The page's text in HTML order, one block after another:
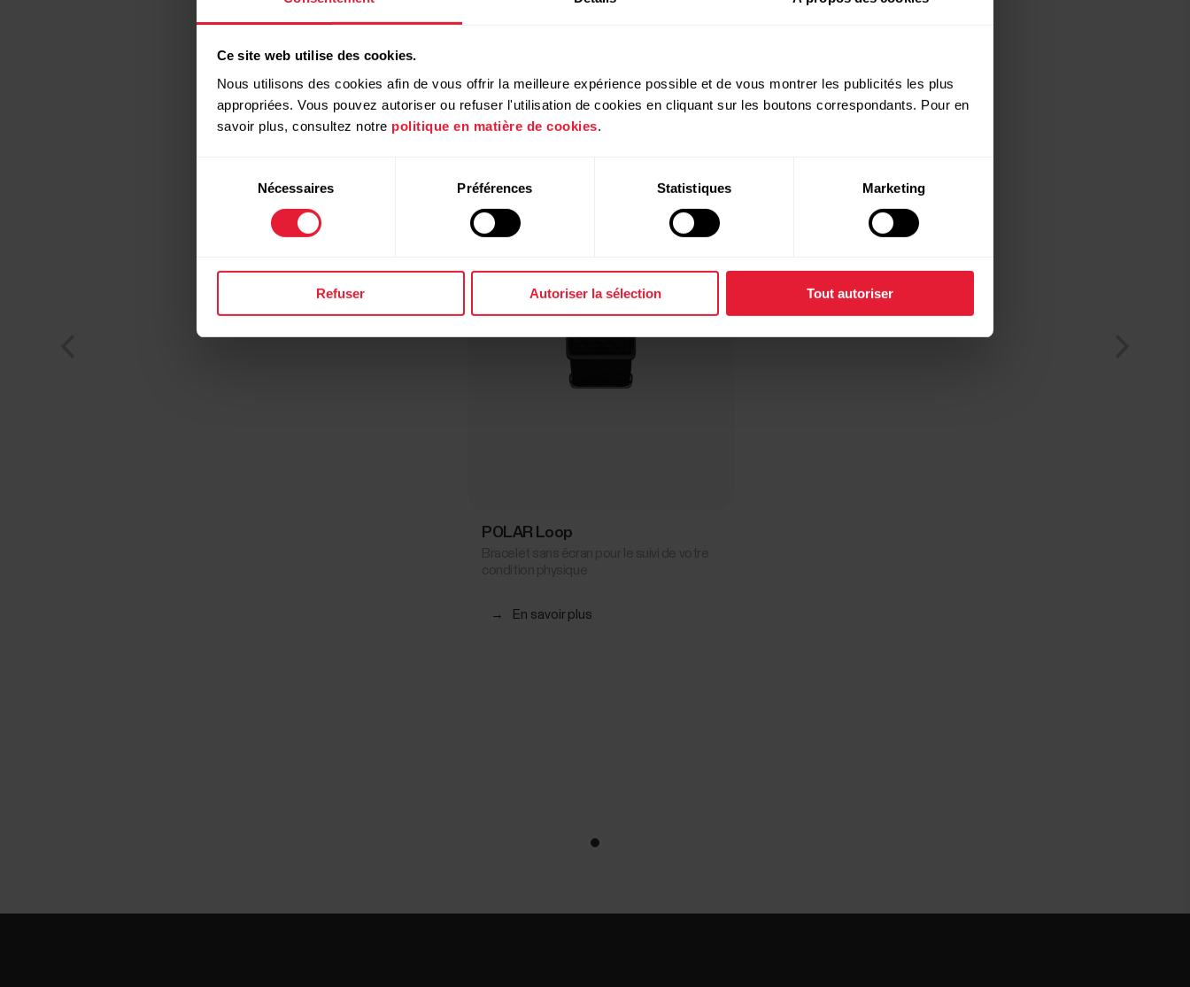
Ce site web utilise des cookies.
Nous utilisons des cookies afin de vous offrir la meilleure expérience possible et de vous montrer les publicités les plus
appropriées. Vous pouvez autoriser ou refuser l'utilisation de cookies en cliquant sur les boutons correspondants. Pour en
savoir plus, consultez notre politique en matière de cookies.
consentement
Nécessaires Préférences Statistiques Marketing
Refuser Autoriser la sélection Tout autoriser
Produits compatibles
POLAR Loop
→ En savoir plus